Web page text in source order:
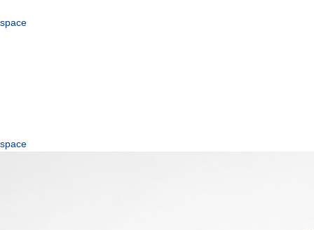
space
space